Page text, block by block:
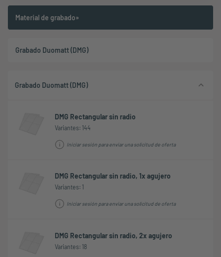
Material de grabado»
Grabado Duomatt (DMG)
Grabado Duomatt (DMG)
DMG Rectangular sin radio
Variantes: 144
Iniciar sesión para enviar una solicitud de oferta
DMG Rectangular sin radio, 1x agujero
Variantes: 1
Iniciar sesión para enviar una solicitud de oferta
DMG Rectangular sin radio, 2x agujero
Variantes: 18